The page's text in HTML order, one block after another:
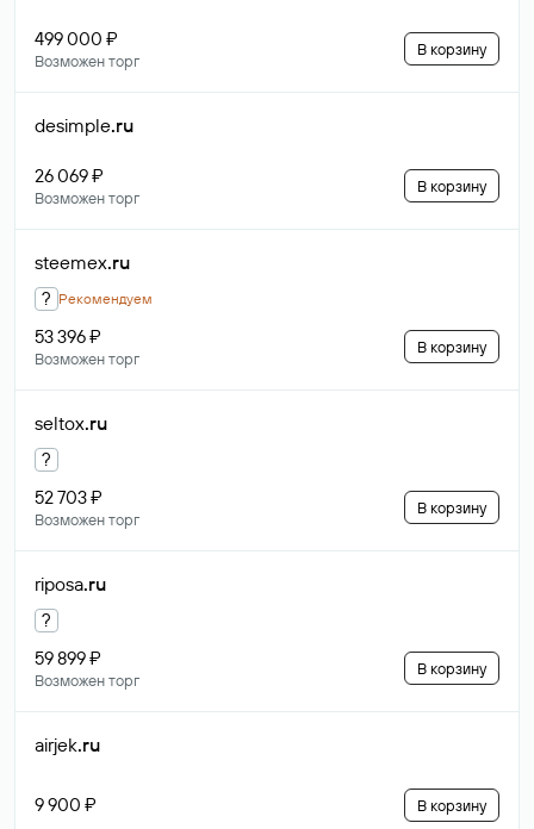
499 000 ₽
Возможен торг
В корзину
desimple.ru
26 069 ₽
Возможен торг
В корзину
steemex.ru
? Рекомендуем
53 396 ₽
Возможен торг
В корзину
seltox.ru
?
52 703 ₽
Возможен торг
В корзину
riposa.ru
?
59 899 ₽
Возможен торг
В корзину
airjek.ru
9 900 ₽ В корзину